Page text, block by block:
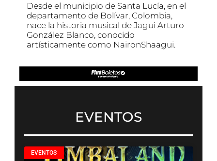
Desde el municipio de Santa Lucía, en el
departamento de Bolívar, Colombia,
nace la historia musical de Jagui Arturo
González Blanco, conocido
artísticamente como NaironShaagui.
EVENTOS
EVENTOS